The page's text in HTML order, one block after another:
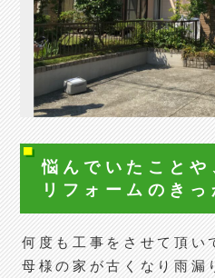
悩んでいたことや
リフォームの きっ
何度も工事をさせて頂い
母様の家が古くなり雨漏